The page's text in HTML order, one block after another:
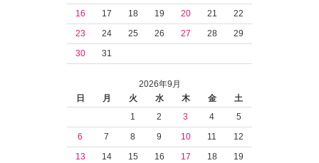
16
17 18 19 20 21
22
23
24 25 26 27 28
29
30
31
2026年9月
日
月 火 水 木 金
土
1
2 3 4
5
6
7 8 9 10 11
12
13
14 15 16 17 18
19